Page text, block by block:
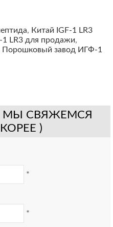
, Китай IGF-1 LR3
1 LR3 для продажи,
Порошковый завод ИГФ-1
МЫ СВЯЖЕМСЯ
)
*
*